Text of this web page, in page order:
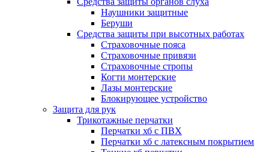
Наушники защитные
Беруши
Средства защиты при высотных работах
Страховочные пояса
Страховочные привязи
Страховочные стропы
Когти монтерские
Лазы монтерские
Блокирующее устройство
Защита для рук
Трикотажные перчатки
Перчатки хб с ПВХ
Перчатки хб с латексным покрытием